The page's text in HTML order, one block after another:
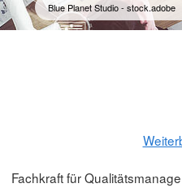
Blue Planet Studio - stock.adobe
Fachkraft für